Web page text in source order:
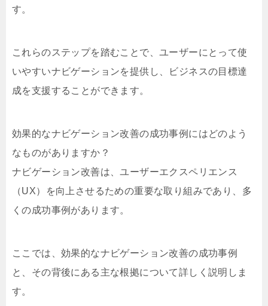
す。
これらのステップを踏むことで、ユーザーにとって使
いやすいナビゲーションを提供し、ビジネスの目標達
成を支援することができます。
効果的なナビゲーション改善の成功事例にはどのよう
なものがありますか？
ナビゲーション改善は、ユーザーエクスペリエンス
（UX）を向上させるための重要な取り組みであり、多
くの成功事例があります。
ここでは、効果的なナビゲーション改善の成功事例
と、その背後にある主な根拠について詳しく説明しま
す。